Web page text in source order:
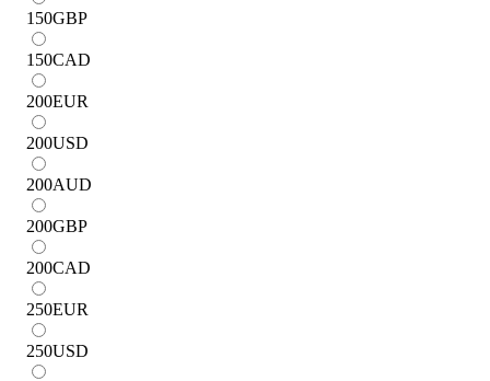
150GBP
150CAD
200EUR
200USD
200AUD
200GBP
200CAD
250EUR
250USD